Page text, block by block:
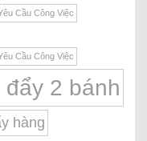
Cầu Công Việc
Cầu Công Việc
đẩy 2 bánh
hàng